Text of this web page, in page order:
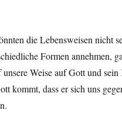
die Lebensweisen nicht
Formen annehmen,
Weise auf Gott und
kommt, dass er sich uns